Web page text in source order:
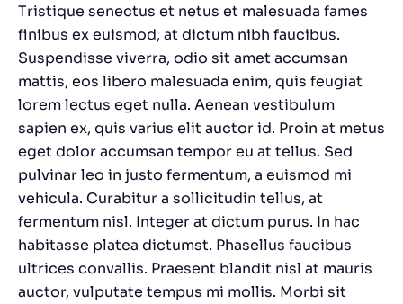
Tristique senectus et netus et malesuada fames
finibus ex euismod, at dictum nibh faucibus.
Suspendisse viverra, odio sit amet accumsan
mattis, eos libero malesuada enim, quis feugiat
lorem lectus eget nulla. Aenean vestibulum
sapien ex, quis varius elit auctor id. Proin at metus
eget dolor accumsan tempor eu at tellus. Sed
pulvinar leo in justo fermentum, a euismod mi
vehicula. Curabitur a sollicitudin tellus, at
fermentum nisl. Integer at dictum purus. In hac
habitasse platea dictumst. Phasellus faucibus
ultrices convallis. Praesent blandit nisl at mauris
auctor, vulputate tempus mi mollis. Morbi sit